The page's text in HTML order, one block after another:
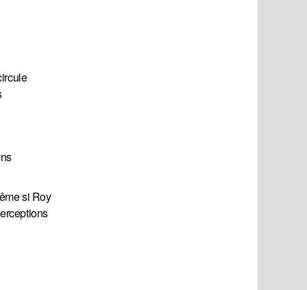
si Roy